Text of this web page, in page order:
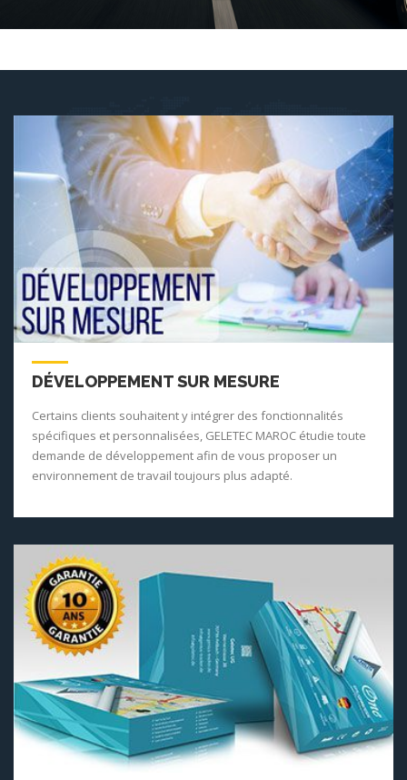
DÉVELOPPEMENT SUR MESURE
Certains clients souhaitent y intégrer des fonctionnalités
spécifiques et personnalisées, GELETEC MAROC étudie toute
demande de développement afin de vous proposer un
environnement de travail toujours plus adapté.